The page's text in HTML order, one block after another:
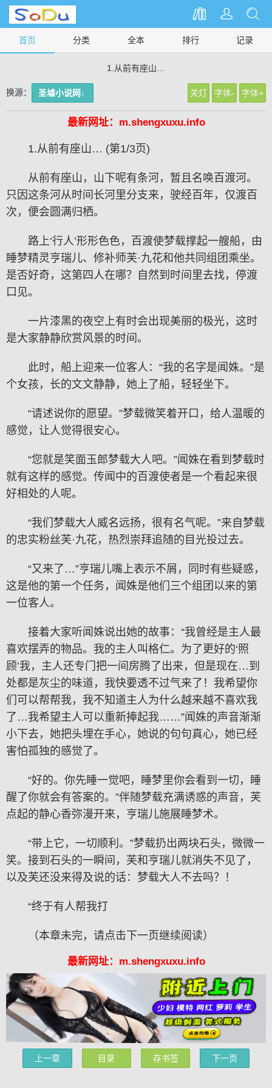
首页 分类 全本 排行 记录
1.从前有座山…
换源： 圣墟小说网↓ 关灯 字体- 字体+
最新网址：m.shengxuxu.info
1.从前有座山… (第1/3页)
从前有座山，山下呢有条河，暂且名唤百渡河。
只因这条河从时间长河里分支来，驶经百年，仅渡百
次，便会圆满归栖。
路上‘行人’形形色色，百渡使梦载撑起一艘船，由
睡梦精灵亨瑞儿、修补师芙·九花和他共同组团乘坐。
是否好奇，这第四人在哪？自然到时间里去找，停渡
口见。
一片漆黑的夜空上有时会出现美丽的极光，这时
是大家静静欣赏风景的时间。
此时，船上迎来一位客人：“我的名字是闻姝。”是
个女孩，长的文文静静，她上了船，轻轻坐下。
“请述说你的愿望。”梦载微笑着开口，给人温暖的
感觉，让人觉得很安心。
“您就是笑面玉郎梦载大人吧。”闻姝在看到梦载时
就有这样的感觉。传闻中的百渡使者是一个看起来很
好相处的人呢。
“我们梦载大人威名远扬，很有名气呢。”来自梦载
的忠实粉丝芙·九花，热烈崇拜追随的目光投过去。
“又来了…”亨瑞儿嘴上表示不屑，同时有些疑惑，
这是他的第一个任务，闻姝是他们三个组团以来的第
一位客人。
接着大家听闻姝说出她的故事：“我曾经是主人最
喜欢摆弄的物品。我的主人叫格仁。为了更好的‘照
顾’我，主人还专门把一间房腾了出来，但是现在…到
处都是灰尘的味道，我快要透不过气来了！我希望你
们可以帮帮我，我不知道主人为什么越来越不喜欢我
了…我希望主人可以重新捧起我……”闻姝的声音渐渐
小下去，她把头埋在手心，她说的句句真心，她已经
害怕孤独的感觉了。
“好的。你先睡一觉吧，睡梦里你会看到一切，睡
醒了你就会有答案的。”伴随梦载充满诱惑的声音，芙
点起的静心香弥漫开来，亨瑞儿施展睡梦术。
“带上它，一切顺利。”梦载扔出两块石头，微微一
笑。接到石头的一瞬间，芙和亨瑞儿就消失不见了，
以及芙还没来得及说的话：梦载大人不去吗？！
“终于有人帮我打
（本章未完，请点击下一页继续阅读）
最新网址：m.shengxuxu.info
上一章 目录 存书签 下一页